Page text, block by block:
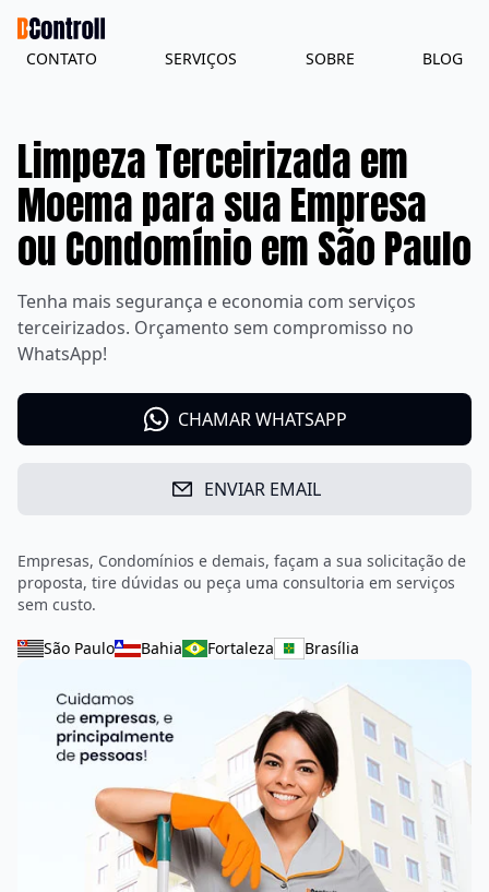
CONTATO SERVIÇOS SOBRE BLOG
Limpeza Terceirizada em
Moema para sua Empresa
ou Condomínio em São Paulo
Tenha mais segurança e economia com serviços
terceirizados. Orçamento sem compromisso no
WhatsApp!
CHAMAR WHATSAPP
ENVIAR EMAIL
Empresas, Condomínios e demais, façam a sua solicitação de
proposta, tire dúvidas ou peça uma consultoria em serviços
sem custo.
São Paulo Bahia Fortaleza Brasília